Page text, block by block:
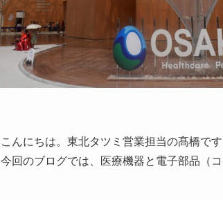
こんにちは。東北タツミ営業担当の髙橋です
今回のブログでは、医療機器と電子部品（